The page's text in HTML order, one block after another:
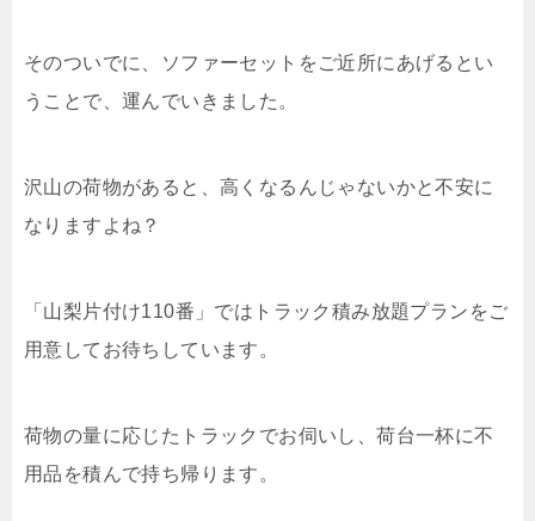
そのついでに、ソファーセットをご近所にあげるとい
うことで、運んでいきました。
沢山の荷物があると、高くなるんじゃないかと不安に
なりますよね？
「山梨片付け110番」ではトラック積み放題プランをご
用意してお待ちしています。
荷物の量に応じたトラックでお伺いし、荷台一杯に不
用品を積んで持ち帰ります。